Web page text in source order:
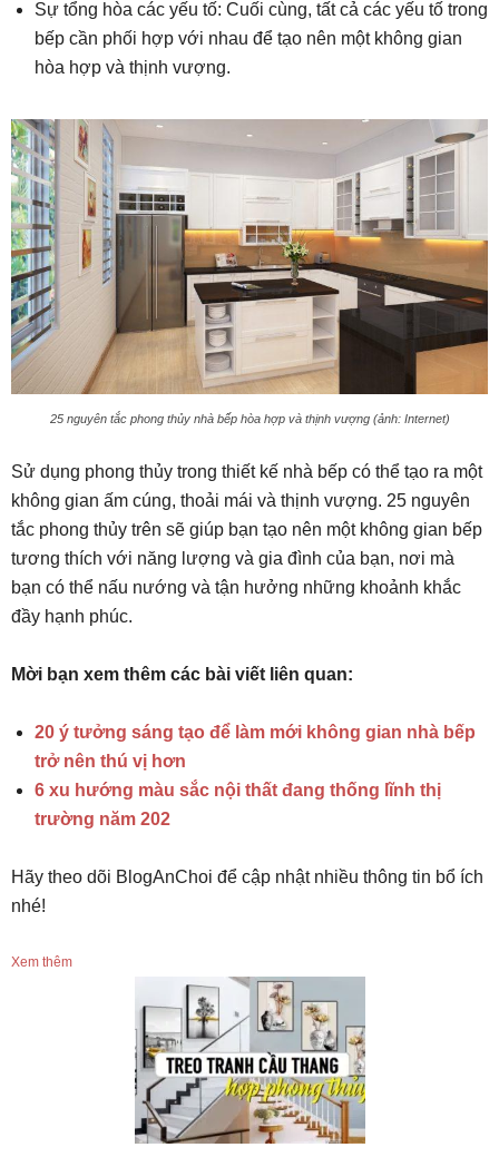
Sự tổng hòa các yếu tố: Cuối cùng, tất cả các yếu tố trong
bếp cần phối hợp với nhau để tạo nên một không gian
hòa hợp và thịnh vượng.
25 nguyên tắc phong thủy nhà bếp hòa hợp và thịnh vượng (ảnh: Internet)
Sử dụng phong thủy trong thiết kế nhà bếp có thể tạo ra một
không gian ấm cúng, thoải mái và thịnh vượng. 25 nguyên
tắc phong thủy trên sẽ giúp bạn tạo nên một không gian bếp
tương thích với năng lượng và gia đình của bạn, nơi mà
bạn có thể nấu nướng và tận hưởng những khoảnh khắc
đầy hạnh phúc.
Mời bạn xem thêm các bài viết liên quan:
20 ý tưởng sáng tạo để làm mới không gian nhà bếp
trở nên thú vị hơn
6 xu hướng màu sắc nội thất đang thống lĩnh thị
trường năm 202
Hãy theo dõi BlogAnChoi để cập nhật nhiều thông tin bổ ích
nhé!
Xem thêm